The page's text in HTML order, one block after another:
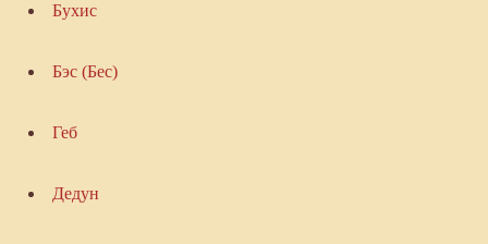
Бухис
Бэс (Бес)
Геб
Дедун